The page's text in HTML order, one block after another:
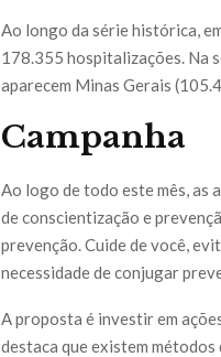
Ao longo da série histórica,
178.355 hospitalizações. Na
aparecem Minas Gerais
Campanha
Ao logo de todo este mês, as
de conscientização e
prevenção. Cuide de você,
necessidade de conjugar
A proposta é investir em
destaca que existem